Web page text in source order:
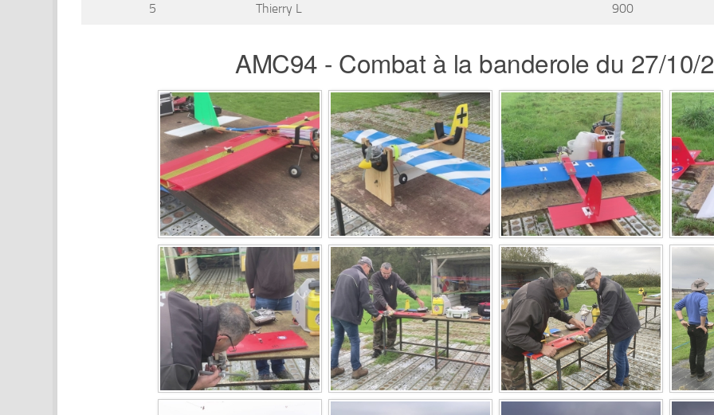
5 Thierry L 900
AMC94 - Combat à la banderole du 27/10/